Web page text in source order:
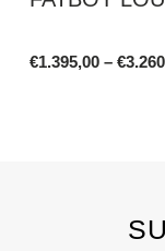
€1.395,00 – €